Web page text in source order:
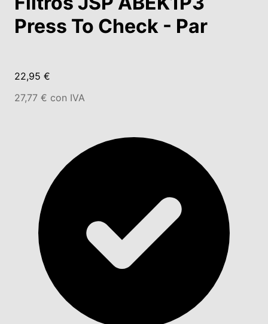
Press To Check - Par
22,95 €
27,77 € con IVA